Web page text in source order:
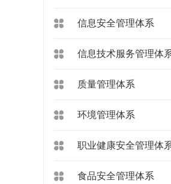
信息安全管理体系
信息技术服务管理体
质量管理体系
环境管理体系
职业健康安全管理体
食品安全管理体系